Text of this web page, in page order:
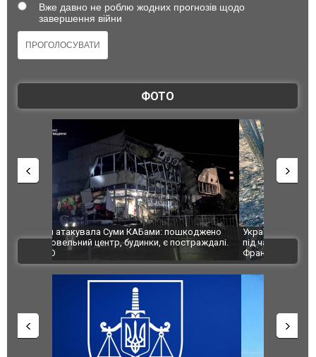
Вже давно не роблю жодних прогнозів щодо
завершення війни
ФОТО
Українські надзвичайники врятували козуленя
під час ліквідації масштабної лісової пожежі у
Франції
СБУ за
Болгарії
ВІДЕО